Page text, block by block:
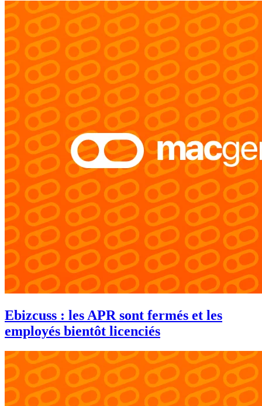
Ebizcuss : les APR sont fermés et les
employés bientôt licenciés